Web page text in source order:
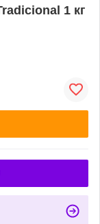
1 кг